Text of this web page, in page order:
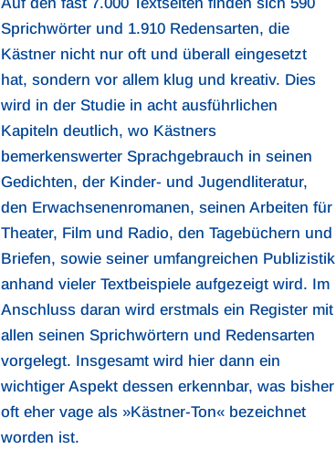
Sprichwörter und 1.910 Redensarten, die
Kästner nicht nur oft und überall eingesetzt
hat, sondern vor allem klug und kreativ. Dies
wird in der Studie in acht ausführlichen
Kapiteln deutlich, wo Kästners
bemerkenswerter Sprachgebrauch in seinen
Gedichten, der Kinder- und Jugendliteratur,
den Erwachsenenromanen, seinen Arbeiten für
Theater, Film und Radio, den Tagebüchern und
Briefen, sowie seiner umfangreichen Publizistik
anhand vieler Textbeispiele aufgezeigt wird. Im
Anschluss daran wird erstmals ein Register mit
allen seinen Sprichwörtern und Redensarten
vorgelegt. Insgesamt wird hier dann ein
wichtiger Aspekt dessen erkennbar, was bisher
oft eher vage als »Kästner-Ton« bezeichnet
worden ist.